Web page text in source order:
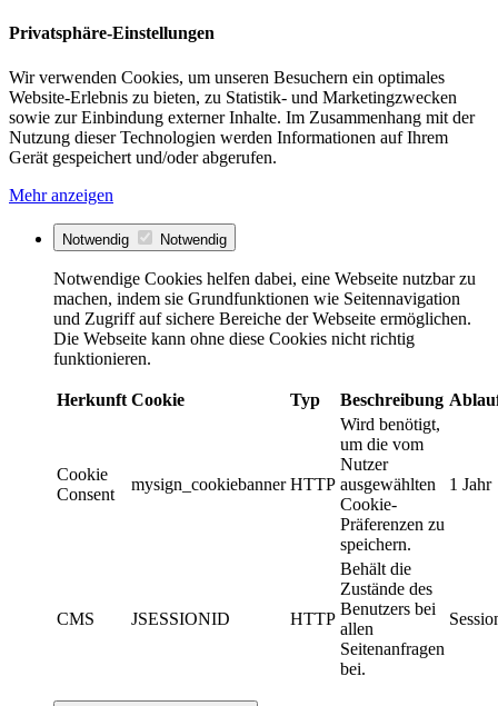
Privatsphäre-Einstellungen
Wir verwenden Cookies, um unseren Besuchern ein optimales
Website-Erlebnis zu bieten, zu Statistik- und Marketingzwecken
sowie zur Einbindung externer Inhalte. Im Zusammenhang mit der
Nutzung dieser Technologien werden Informationen auf Ihrem
Gerät gespeichert und/oder abgerufen.
Mehr anzeigen
Notwendig Notwendig
Notwendige Cookies helfen dabei, eine Webseite nutzbar zu
machen, indem sie Grundfunktionen wie Seitennavigation
und Zugriff auf sichere Bereiche der Webseite ermöglichen.
Die Webseite kann ohne diese Cookies nicht richtig
funktionieren.
Herkunft Cookie Typ Beschreibung
Cookie
Consent
mysign_cookiebanner HTTP
Wird benötigt,
um die vom
Nutzer
ausgewählten
Cookie-
Präferenzen zu
speichern.
1 Jahr
CMS JSESSIONID HTTP
Behält die
Zustände des
Benutzers bei
allen
Seitenanfragen
bei.